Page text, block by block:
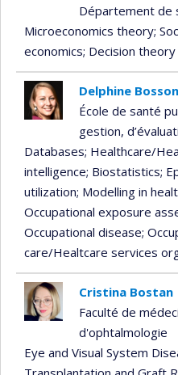
Département de
Microeconomics theory;
economics; Decision theory
Delphine
École de santé
gestion,
Databases; Healthcare/
intelligence; Biostatistics;
utilization; Modelling in
Occupational exposure
Occupational disease;
care/Healtcare services
Cristina Bostan
Faculté de
d'ophtalmologie
Eye and Visual System